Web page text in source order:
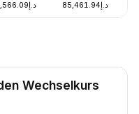
د.إ58,566.09 د.إ85,461.94
Wechselkurs